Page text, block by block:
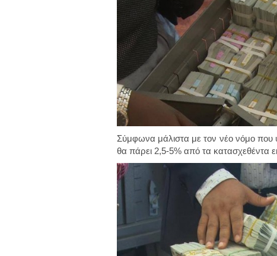
Σύμφωνα μάλιστα με τον νέο νόμο που
θα πάρει 2,5-5% από τα κατασχεθέντα